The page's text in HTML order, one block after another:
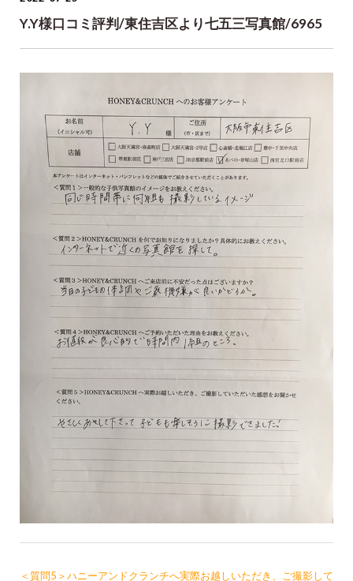
Y.Y様口コミ評判/東住吉区より七五三写真館/6965
＜質問5＞ハニーアンドクランチへ実際お越しいただき、ご撮影して